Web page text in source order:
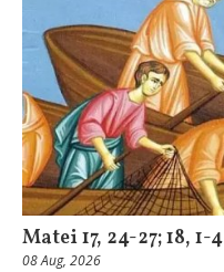
Matei 17, 24-27; 18, 1-4
08 Aug, 2026